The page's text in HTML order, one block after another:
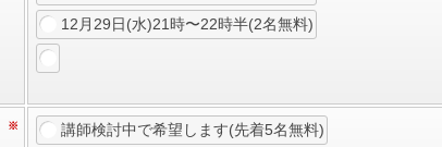
12月29日(水)21時〜22時半(2名無料)
※ 講師検討中で希望します(先着5名無料)